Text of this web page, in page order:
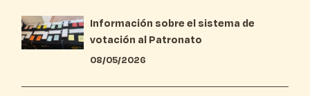
Información sobre el sistema de
votación al Patronato
08/05/2026